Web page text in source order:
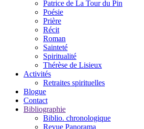
Patrice de La Tour du Pin
Poésie
Prière
Récit
Roman
Sainteté
Spiritualité
Thérèse de Lisieux
Activités
Retraites spirituelles
Blogue
Contact
Bibliographie
Biblio. chronologique
Revue Panorama